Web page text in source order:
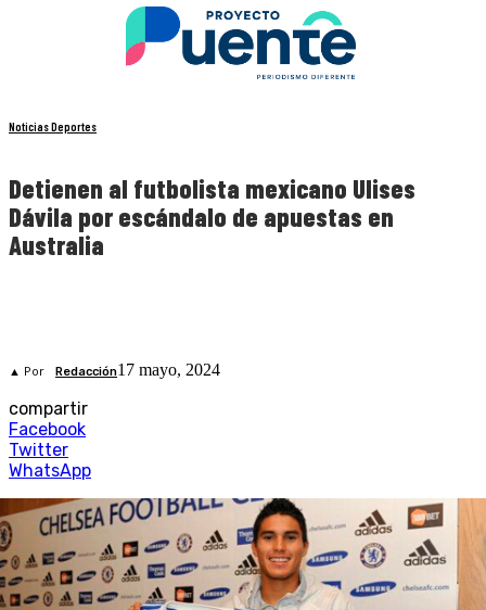
Noticias Deportes
Detienen al futbolista mexicano Ulises
Dávila por escándalo de apuestas en
Australia
▲ Por Redacción17 mayo, 2024
compartir
Facebook
Twitter
WhatsApp